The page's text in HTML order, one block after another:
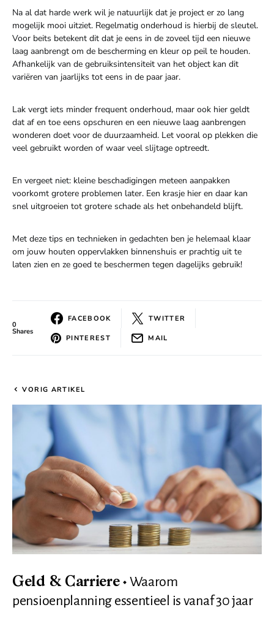
Na al dat harde werk wil je natuurlijk dat je project er zo lang
mogelijk mooi uitziet. Regelmatig onderhoud is hierbij de sleutel.
Voor beits betekent dit dat je eens in de zoveel tijd een nieuwe
laag aanbrengt om de bescherming en kleur op peil te houden.
Afhankelijk van de gebruiksintensiteit van het object kan dit
variëren van jaarlijks tot eens in de paar jaar.
Lak vergt iets minder frequent onderhoud, maar ook hier geldt
dat af en toe eens opschuren en een nieuwe laag aanbrengen
wonderen doet voor de duurzaamheid. Let vooral op plekken die
veel gebruikt worden of waar veel slijtage optreedt.
En vergeet niet: kleine beschadigingen meteen aanpakken
voorkomt grotere problemen later. Een krasje hier en daar kan
snel uitgroeien tot grotere schade als het onbehandeld blijft.
Met deze tips en technieken in gedachten ben je helemaal klaar
om jouw houten oppervlakken binnenshuis er prachtig uit te
laten zien en ze goed te beschermen tegen dagelijks gebruik!
0
Shares
FACEBOOK TWITTER
PINTEREST MAIL
VORIG ARTIKEL
Geld & Carriere
Waarom
pensioenplanning essentieel is vanaf 30 jaar